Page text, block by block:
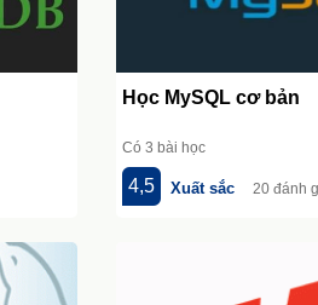
Học MySQL cơ bản
Có 3 bài học
4,5 Xuất sắc 20 đánh